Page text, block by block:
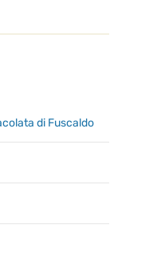
di Fuscaldo